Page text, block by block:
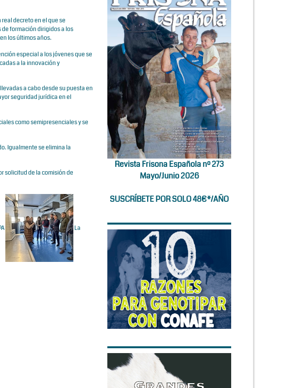
decreto en el que se
formación dirigidos a los
los últimos años.
especial a los jóvenes que se
a la innovación y
a cabo desde su puesta en
seguridad jurídica en el
como semipresenciales y se
Igualmente se elimina la
solicitud de la comisión de
La
Revista Frisona Española nº 273
Mayo/Junio 2026
SUSCRÍBETE POR SOLO 48€*/AÑO